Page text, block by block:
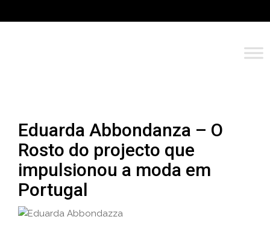
Eduarda Abbondanza – O
Rosto do projecto que
impulsionou a moda em
Portugal